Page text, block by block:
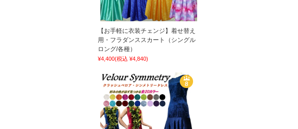
【お手軽に衣装チェンジ】着せ替え
用・フラダンススカート（シングル
ロング/各種）
¥4,400(税込 ¥4,840)